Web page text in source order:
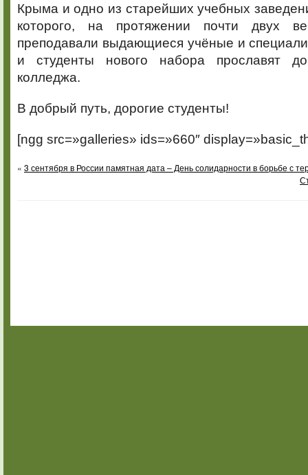
Крыма и одно из старейших учебных
которого, на протяжении почти двух
преподавали выдающиеся учёные и
и студенты нового набора прославят
колледжа.
В добрый путь, дорогие студенты!
[ngg src=»galleries» ids=»660″
« 3 сентября в России памятная дата – День солидарности в борьбе с